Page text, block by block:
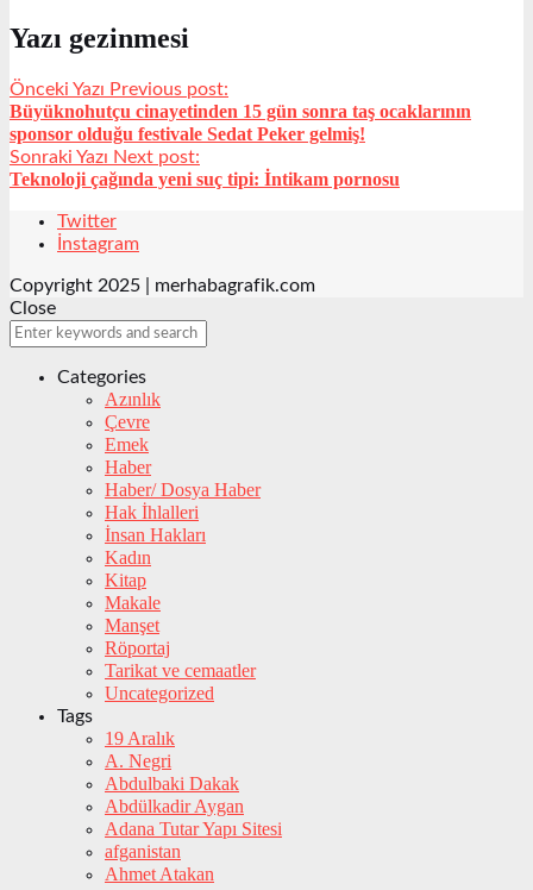
Yazı gezinmesi
Önceki Yazı Previous post:
Büyüknohutçu cinayetinden 15 gün sonra taş ocaklarının
sponsor olduğu festivale Sedat Peker gelmiş!
Sonraki Yazı Next post:
Teknoloji çağında yeni suç tipi: İntikam pornosu
Twitter
İnstagram
Copyright 2025 | merhabagrafik.com
Close
Categories
Azınlık
Çevre
Emek
Haber
Haber/ Dosya Haber
Hak İhlalleri
İnsan Hakları
Kadın
Kitap
Makale
Manşet
Röportaj
Tarikat ve cemaatler
Uncategorized
Tags
19 Aralık
A. Negri
Abdulbaki Dakak
Abdülkadir Aygan
Adana Tutar Yapı Sitesi
afganistan
Ahmet Atakan